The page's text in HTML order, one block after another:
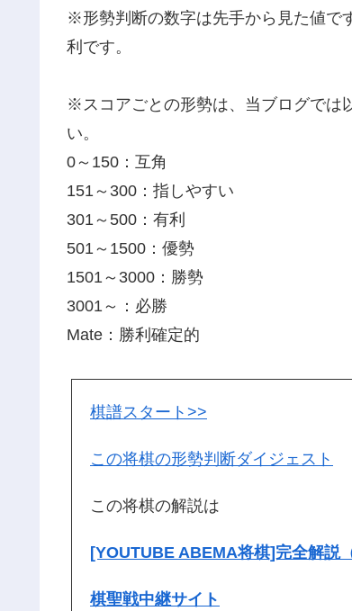
※形勢判断の数字は先手から見た値で
利です。
※スコアごとの形勢は、当ブログでは
い。
0～150：互角
151～300：指しやすい
301～500：有利
501～1500：優勢
1501～3000：勝勢
3001～：必勝
Mate：勝利確定的
棋譜スタート>>
この将棋の形勢判断ダイジェスト
この将棋の解説は
[YOUTUBE ABEMA将棋]完全解説
棋聖戦中継サイト